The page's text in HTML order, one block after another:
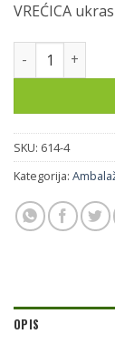
VREĆICA
VREĆICA
SKU: 614-4
Kategorija:
OPIS